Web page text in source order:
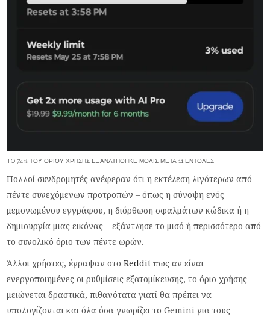
TO 74% ΤΟΥ ΟΡΊΟΥ ΧΡΉΣΗΣ ΕΞΑΝΛΤΉΘΗΚΕ ΜΌΛΙΣ ΜΕΤΆ 11 ΕΝΤΟΛΈΣ
Πολλοί συνδρομητές ανέφεραν ότι η εκτέλεση λιγότερων από
πέντε συνεχόμενων προτροπών – όπως η σύνοψη ενός
μεμονωμένου εγγράφου, η διόρθωση σφαλμάτων κώδικα ή η
δημιουργία μιας εικόνας – εξάντλησε το μισό ή περισσότερο από
το συνολικό όριο των πέντε ωρών.
Άλλοι χρήστες, έγραψαν στοReddit πως αν είναι
ενεργοποιημένες οι ρυθμίσεις εξατομίκευσης, το όριο χρήσης
μειώνεται δραστικά, πιθανότατα γιατί θα πρέπει να
υπολογίζονται και όλα όσα γνωρίζει το Gemini για τους